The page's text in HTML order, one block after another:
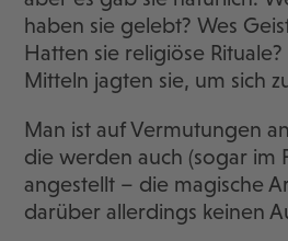
haben sie gelebt? Wes
Hatten sie religiöse
Mitteln jagten sie, um sich
Man ist auf Vermutungen
die werden auch (sogar im
angestellt – die magische
darüber allerdings keinen